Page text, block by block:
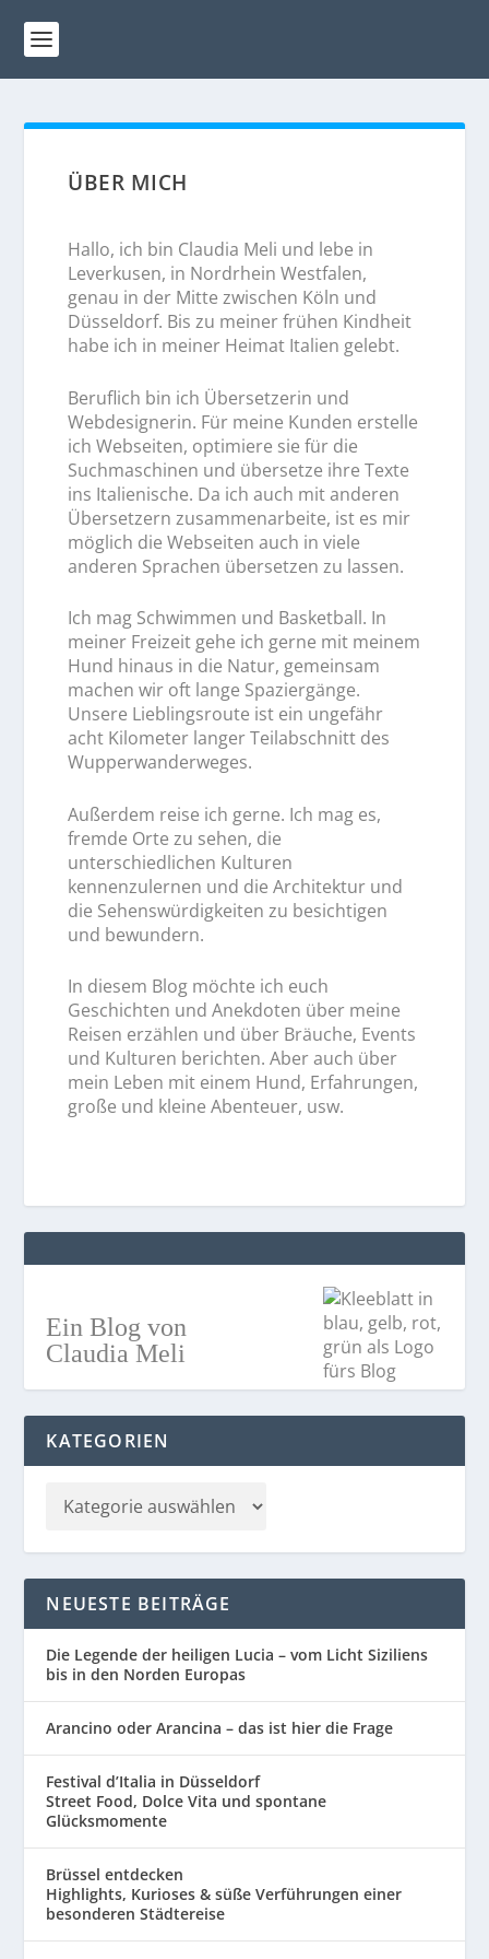
ÜBER MICH
Hallo, ich bin Claudia Meli und lebe in
Leverkusen, in Nordrhein Westfalen,
genau in der Mitte zwischen Köln und
Düsseldorf. Bis zu meiner frühen Kindheit
habe ich in meiner Heimat Italien gelebt.
Beruflich bin ich Übersetzerin und
Webdesignerin. Für meine Kunden erstelle
ich Webseiten, optimiere sie für die
Suchmaschinen und übersetze ihre Texte
ins Italienische. Da ich auch mit anderen
Übersetzern zusammenarbeite, ist es mir
möglich die Webseiten auch in viele
anderen Sprachen übersetzen zu lassen.
Ich mag Schwimmen und Basketball. In
meiner Freizeit gehe ich gerne mit meinem
Hund hinaus in die Natur, gemeinsam
machen wir oft lange Spaziergänge.
Unsere Lieblingsroute ist ein ungefähr
acht Kilometer langer Teilabschnitt des
Wupperwanderweges.
Außerdem reise ich gerne. Ich mag es,
fremde Orte zu sehen, die
unterschiedlichen Kulturen
kennenzulernen und die Architektur und
die Sehenswürdigkeiten zu besichtigen
und bewundern.
In diesem Blog möchte ich euch
Geschichten und Anekdoten über meine
Reisen erzählen und über Bräuche, Events
und Kulturen berichten. Aber auch über
mein Leben mit einem Hund, Erfahrungen,
große und kleine Abenteuer, usw.
Ein Blog von
Claudia Meli
KATEGORIEN
NEUESTE BEITRÄGE
Die Legende der heiligen Lucia – vom Licht Siziliens
bis in den Norden Europas
Arancino oder Arancina – das ist hier die Frage
Festival d’Italia in Düsseldorf
Street Food, Dolce Vita und spontane
Glücksmomente
Brüssel entdecken
Highlights, Kurioses & süße Verführungen einer
besonderen Städtereise